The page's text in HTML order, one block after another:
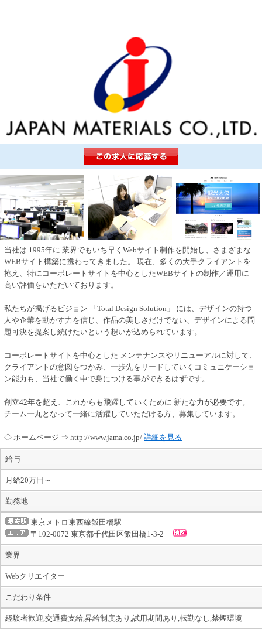
当社は 1995年に 業界でもいち早くWebサイト制作を開始し、さまざまな
WEBサイト構築に携わってきました。 現在、多くの大手クライアントを
抱え、特にコーポレートサイトを中心としたWEBサイトの制作／運用に
高い評価をいただいております。
私たちが掲げるビジョン 「Total Design Solution」 には、デザインの持つ
人や企業を動かす力を信じ、作品の美しさだけでない、デザインによる問
題可決を提案し続けたいという想いが込められています。
コーポレートサイトを中心とした メンテナンスやリニューアルに対して、
クライアントの意図をつかみ、一歩先をリードしていくコミュニケーショ
ン能力も、当社で働く中で身につける事ができるはずです。
創立42年を超え、これからも飛躍していくために 新たな力が必要です。
チーム一丸となって一緒に活躍していただける方、募集しています。
◇ ホームページ ⇒ http://www.jama.co.jp/ 詳細を見る
給与
月給20万円～
勤務地
東京メトロ東西線飯田橋駅
〒102-0072 東京都千代田区飯田橋1-3-2
業界
Webクリエイター
こだわり条件
経験者歓迎,交通費支給,昇給制度あり,試用期間あり,転勤なし,禁煙環境